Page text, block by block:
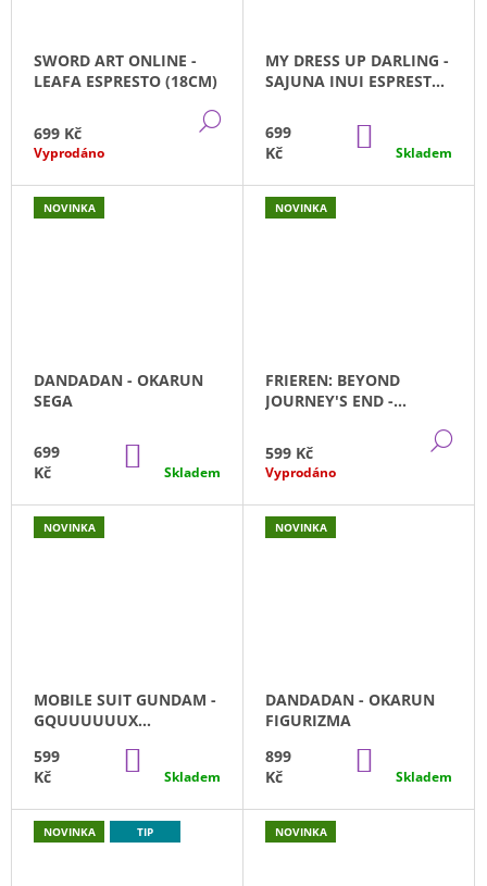
SWORD ART ONLINE -
LEAFA ESPRESTO (18CM)
699 Kč
DETAIL
Vyprodáno
MY DRESS UP DARLING -
SAJUNA INUI ESPRESTO
699
Kč
KOŠÍKU
Skladem
NOVINKA
DANDADAN - OKARUN
SEGA
699
Kč
KOŠÍKU
Skladem
NOVINKA
FRIEREN: BEYOND
JOURNEY'S END -
599 Kč
Vyprodáno
NOVINKA
MOBILE SUIT GUNDAM -
GQUUUUUUX
599
Kč
KOŠÍKU
Skladem
NOVINKA
DANDADAN - OKARUN
FIGURIZMA
899
Kč
KOŠÍKU
Skladem
NOVINKA TIP NOVINKA